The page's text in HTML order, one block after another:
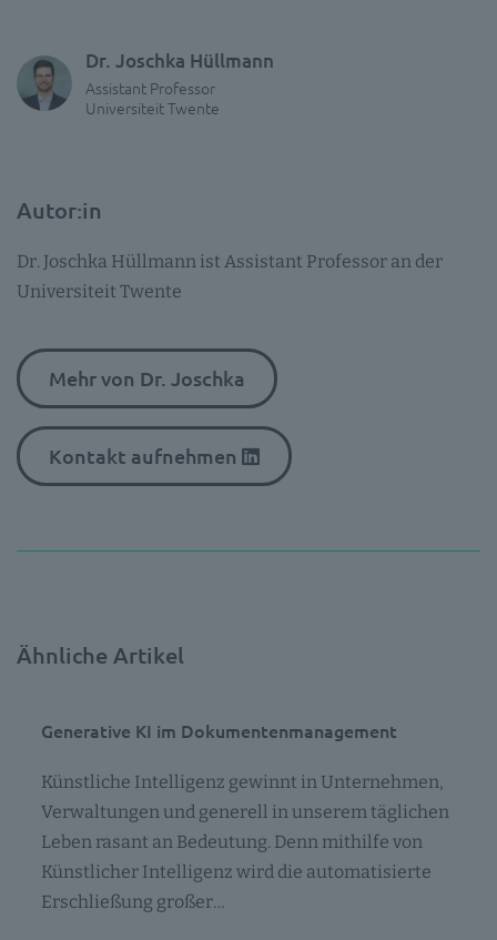
Autor:in
Dr. Joschka Hüllmann ist Assistant Professor an der
Universiteit Twente
Mehr von Dr. Joschka
Kontakt aufnehmen
Dr. Joschka Hüllmann
Assistant Professor
Universiteit Twente
Ähnliche Artikel
Generative KI im Dokumentenmanagement
Künstliche Intelligenz gewinnt in Unternehmen,
Verwaltungen und generell in unserem täglichen
Leben rasant an Bedeutung. Denn mithilfe von
Künstlicher Intelligenz wird die automatisierte
Erschließung großer…